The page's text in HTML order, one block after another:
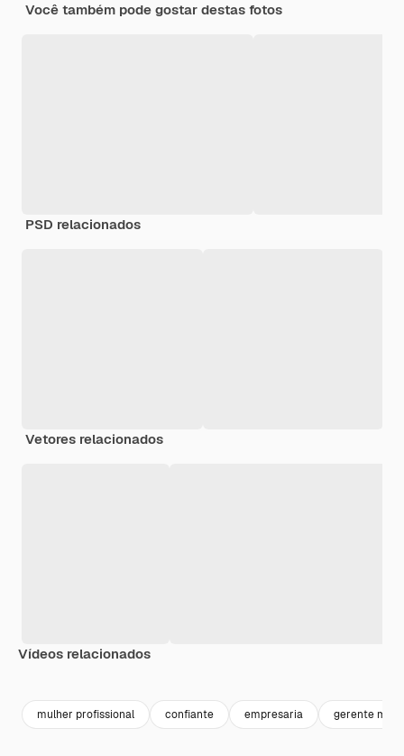
Você também pode gostar destas fotos
PSD relacionados
Vetores relacionados
Vídeos relacionados
mulher profissional confiante empresaria gerente